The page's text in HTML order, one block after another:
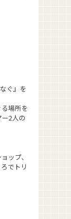
ぐ』を
場所を
2人の
ップ、
でトリ